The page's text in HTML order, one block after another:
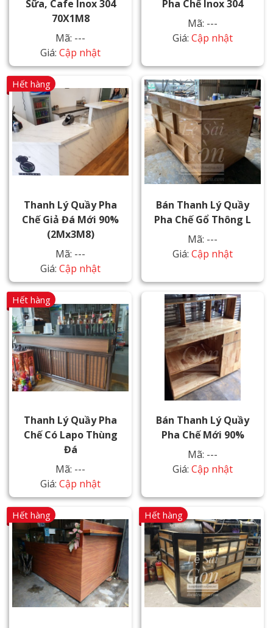
Sữa, Cafe Inox 304
70X1M8
Mã: ---
Giá: Cập nhật
Pha Chế Inox 304
Mã: ---
Giá: Cập nhật
Thanh Lý Quầy Pha
Chế Giả Đá Mới 90%
(2Mx3M8)
Mã: ---
Giá: Cập nhật
Hết hàng
Bán Thanh Lý Quầy
Pha Chế Gổ Thông L
Mã: ---
Giá: Cập nhật
Thanh Lý Quầy Pha
Chế Có Lapo Thùng
Đá
Mã: ---
Giá: Cập nhật
Hết hàng
Bán Thanh Lý Quầy
Pha Chế Mới 90%
Mã: ---
Giá: Cập nhật
Hết hàng Hết hàng